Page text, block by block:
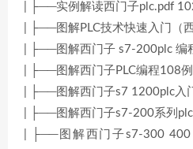
| ├──实例解读西门子plc.pdf
| ├──图解PLC技术快速入门（
| ├──图解西门子 s7-200plc 编
| ├──图解西门子PLC编程108
| ├──图解西门子s7 1200plc入
| ├──图解西门子s7-200系列
| ├──图解西门子s7-300